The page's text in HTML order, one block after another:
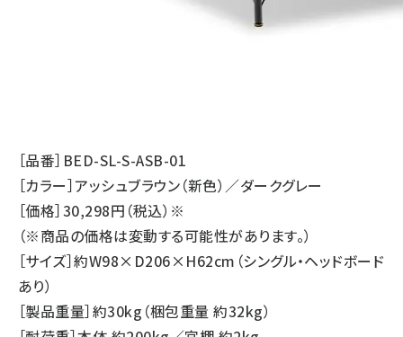
［品番］BED-SL-S-ASB-01
［カラー］アッシュブラウン（新色）／ダークグレー
［価格］30,298円（税込）※
（※商品の価格は変動する可能性があります。）
［サイズ］約W98×D206×H62cm（シングル・ヘッドボード
あり）
［製品重量］約30kg（梱包重量 約32kg）